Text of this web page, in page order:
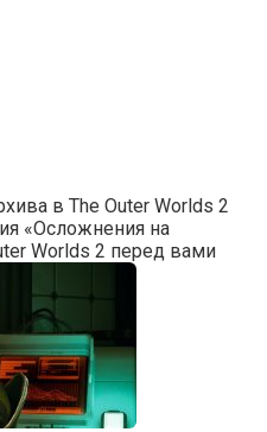
в The Outer Worlds 2
«Осложнения на
Worlds 2 перед вами